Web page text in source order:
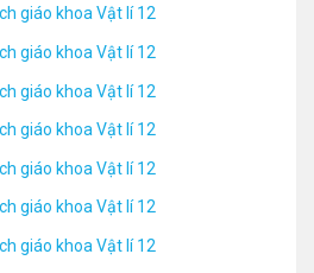
giáo khoa Vật lí 12
giáo khoa Vật lí 12
giáo khoa Vật lí 12
giáo khoa Vật lí 12
giáo khoa Vật lí 12
giáo khoa Vật lí 12
giáo khoa Vật lí 12